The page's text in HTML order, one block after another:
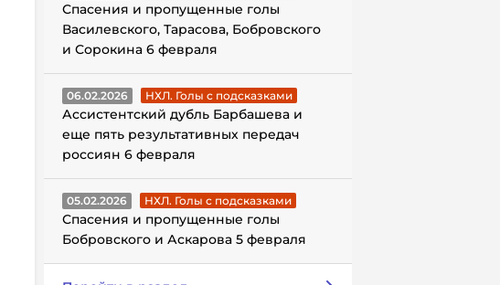
Спасения и пропущенные голы
Василевского, Тарасова, Бобровского
и Сорокина 6 февраля
06.02.2026 НХЛ. Голы с подсказками
Ассистентский дубль Барбашева и
еще пять результативных передач
россиян 6 февраля
05.02.2026 НХЛ. Голы с подсказками
Спасения и пропущенные голы
Бобровского и Аскарова 5 февраля